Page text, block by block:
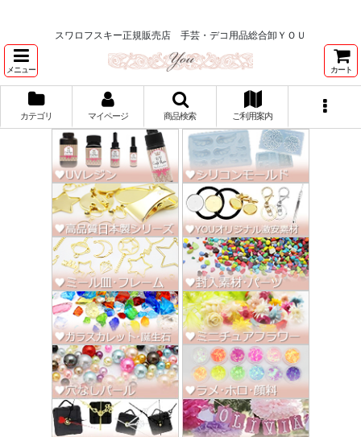
スワロフスキー正規販売店 手芸・デコ用品総合卸ＹＯＵ
メニュー カート
カテゴリ マイページ 商品検索 ご利用案内